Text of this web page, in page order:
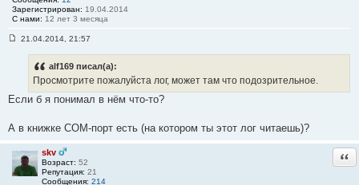
Зарегистрирован: 19.04.2014
С нами: 12 лет 3 месяца
н
#
21.04.2014, 21:57
alf169 писал(а):
Просмотрите пожалуйста лог, может там что подозрительное.
Если б я понимал в нём что-то?
А в книжке COM-порт есть (на котором ты этот лог читаешь)?
skv
Возраст: 52
Репутация: 21
Сообщения: 214